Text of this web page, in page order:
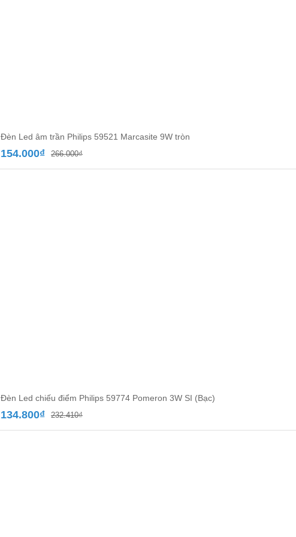
Đèn Led âm trần Philips 59521 Marcasite 9W tròn
266.000₫Giá
154.000₫
Giá
Đèn Led chiếu điểm Philips 59774 Pomeron 3W SI (Bạc)
232.410₫Giá
134.800₫
Giá